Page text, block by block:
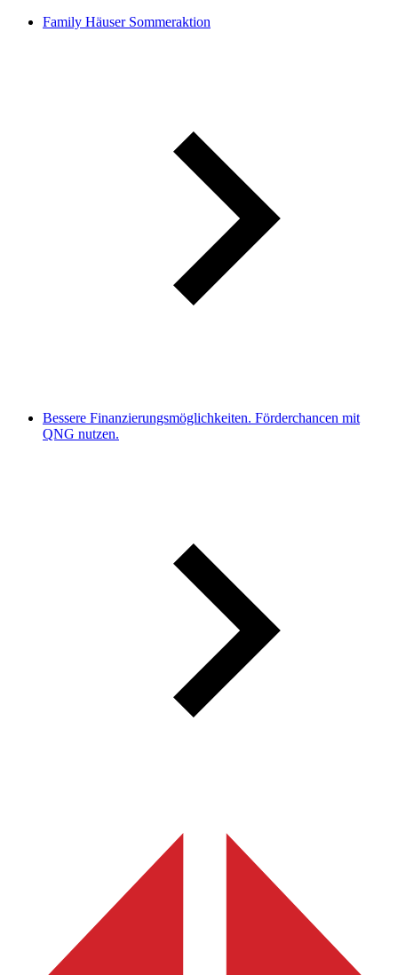
Family Häuser Sommeraktion
Bessere Finanzierungsmöglichkeiten. Förderchancen mit
QNG nutzen.